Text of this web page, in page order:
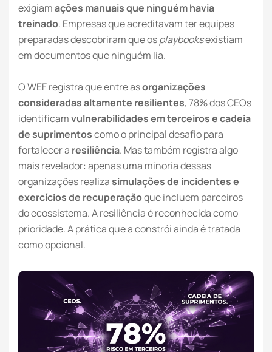
exigiamações manuais que ninguém havia
treinado. Empresas que acreditavam ter equipes
preparadas descobriram que osplaybooksexistiam
em documentos que ninguém lia.
O WEF registra que entre asorganizações
consideradas altamente resilientes, 78% dos CEOs
identificamvulnerabilidades em terceiros e cadeia
de suprimentoscomo o principal desafio para
fortalecer a resiliência. Mas também registra algo
mais revelador: apenas uma minoria dessas
organizações realiza simulações de incidentes e
exercícios de recuperaçãoque incluem parceiros
do ecossistema. A resiliência é reconhecida como
prioridade. A prática que a constrói ainda é tratada
como opcional.